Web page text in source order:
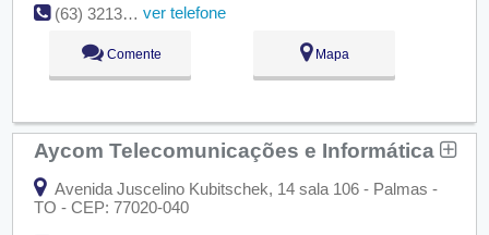
(63) 3213-2617
ver telefone
Comente Mapa
Aycom Telecomunicações e Informática
Avenida Juscelino Kubitschek, 14 sala 106 - Palmas -
TO - CEP: 77020-040